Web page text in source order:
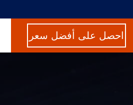
احصل على أفضل سعر